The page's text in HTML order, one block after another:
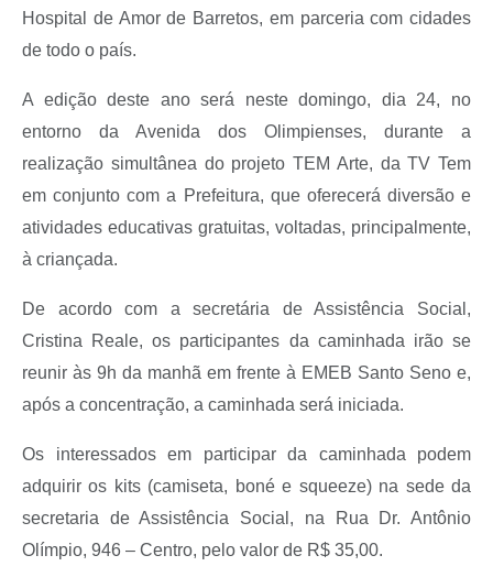
Hospital de Amor de Barretos, em parceria com cidades
de todo o país.
A edição deste ano será neste domingo, dia 24, no
entorno da Avenida dos Olimpienses, durante a
realização simultânea do projeto TEM Arte, da TV Tem
em conjunto com a Prefeitura, que oferecerá diversão e
atividades educativas gratuitas, voltadas, principalmente,
à criançada.
De acordo com a secretária de Assistência Social,
Cristina Reale, os participantes da caminhada irão se
reunir às 9h da manhã em frente à EMEB Santo Seno e,
após a concentração, a caminhada será iniciada.
Os interessados em participar da caminhada podem
adquirir os kits (camiseta, boné e squeeze) na sede da
secretaria de Assistência Social, na Rua Dr. Antônio
Olímpio, 946 – Centro, pelo valor de R$ 35,00.